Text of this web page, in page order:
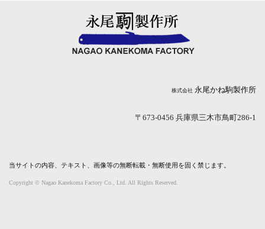
株式会社 永尾かね駒製作所
〒673-0456 兵庫県三木市鳥町286-1
当サイトの内容、テキスト、画像等の無断転載・無断使用を固く禁じます。
Copyright © Nagao Kanekoma Factory Co., Ltd. All Rights Reserved.